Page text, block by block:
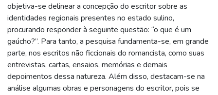
objetiva-se delinear a concepção do escritor sobre as
identidades regionais presentes no estado sulino,
procurando responder à seguinte questão: “o que é um
gaúcho?”. Para tanto, a pesquisa fundamenta-se, em grande
parte, nos escritos não ficcionais do romancista, como suas
entrevistas, cartas, ensaios, memórias e demais
depoimentos dessa natureza. Além disso, destacam-se na
análise algumas obras e personagens do escritor, pois se